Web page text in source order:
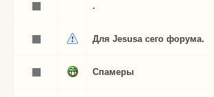
.
Для Jesusа сего форума.
Спамеры